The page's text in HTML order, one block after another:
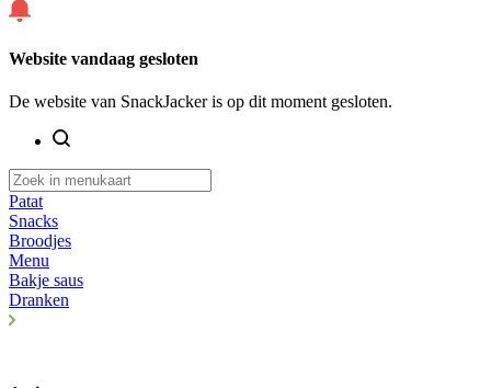
Website vandaag gesloten
De website van SnackJacker is op dit moment gesloten.
Patat
Snacks
Broodjes
Menu
Bakje saus
Dranken